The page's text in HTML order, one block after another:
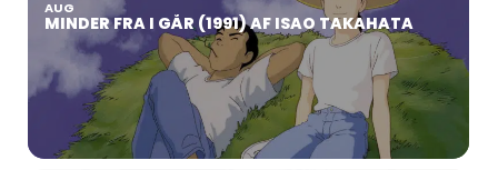
AUG
MINDER FRA I GÅR (1991) AF ISAO TAKAHATA